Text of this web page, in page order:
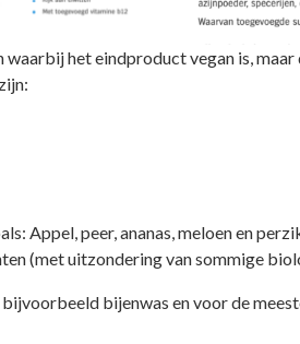
het eindproduct vegan is, maar
Appel, peer, ananas, meloen en
(met uitzondering van sommige
bijenwas en voor de